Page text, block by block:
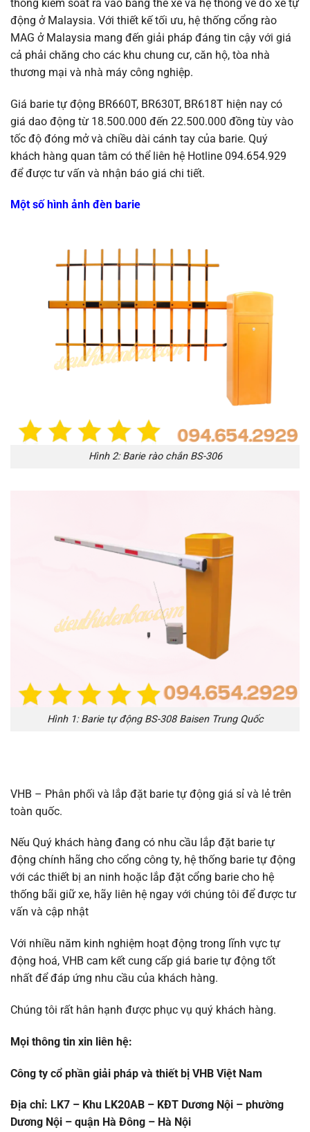
thống kiểm soát ra vào bằng thẻ xe và hệ thống vé đỗ xe tự
động ở Malaysia. Với thiết kế tối ưu, hệ thống cổng rào
MAG ở Malaysia mang đến giải pháp đáng tin cậy với giá
cả phải chăng cho các khu chung cư, căn hộ, tòa nhà
thương mại và nhà máy công nghiệp.
Giá barie tự động BR660T, BR630T, BR618T hiện nay có
giá dao động từ 18.500.000 đến 22.500.000 đồng tùy vào
tốc độ đóng mở và chiều dài cánh tay của barie. Quý
khách hàng quan tâm có thể liên hệ Hotline 094.654.929
để được tư vấn và nhận báo giá chi tiết.
Một số hình ảnh đèn barie
Hình 2: Barie rào chắn BS-306
Hình 1: Barie tự động BS-308 Baisen Trung Quốc
VHB – Phân phối và lắp đặt barie tự động giá sỉ và lẻ trên
toàn quốc.
Nếu Quý khách hàng đang có nhu cầu lắp đặt barie tự
động chính hãng cho cổng công ty, hệ thống barie tự động
với các thiết bị an ninh hoặc lắp đặt cổng barie cho hệ
thống bãi giữ xe, hãy liên hệ ngay với chúng tôi để được tư
vấn và cập nhật
Với nhiều năm kinh nghiệm hoạt động trong lĩnh vực tự
động hoá, VHB cam kết cung cấp giá barie tự động tốt
nhất để đáp ứng nhu cầu của khách hàng.
Chúng tôi rất hân hạnh được phục vụ quý khách hàng.
Mọi thông tin xin liên hệ:
Công ty cổ phần giải pháp và thiết bị VHB Việt Nam
Địa chỉ: LK7 – Khu LK20AB – KĐT Dương Nội – phường
Dương Nội – quận Hà Đông – Hà Nội